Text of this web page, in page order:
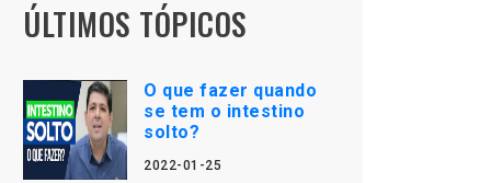
ÚLTIMOS TÓPICOS
O que fazer quando
se tem o intestino
solto?
2022-01-25